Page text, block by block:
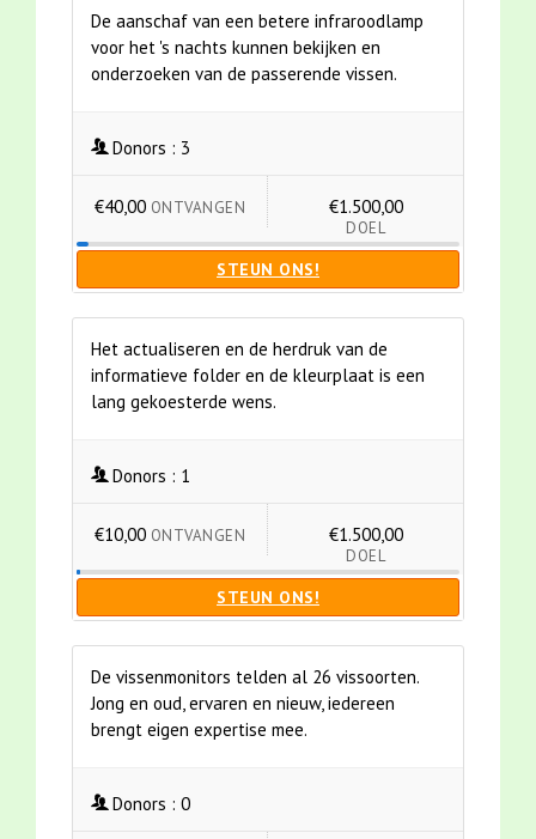
De aanschaf van een betere infraroodlamp
voor het 's nachts kunnen bekijken en
onderzoeken van de passerende vissen.
Donors : 3
€40,00 ONTVANGEN €1.500,00
DOEL
STEUN ONS!
Het actualiseren en de herdruk van de
informatieve folder en de kleurplaat is een
lang gekoesterde wens.
Donors : 1
€10,00 ONTVANGEN €1.500,00
DOEL
STEUN ONS!
De vissenmonitors telden al 26 vissoorten.
Jong en oud, ervaren en nieuw, iedereen
brengt eigen expertise mee.
Donors : 0